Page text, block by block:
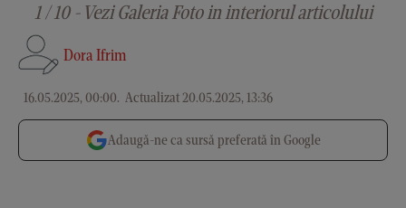
Dora Ifrim
16.05.2025, 00:00. Actualizat 20.05.2025, 13:36
1 / 10 - Vezi Galeria Foto in interiorul articolului
Adaugă-ne ca sursă preferată în Google